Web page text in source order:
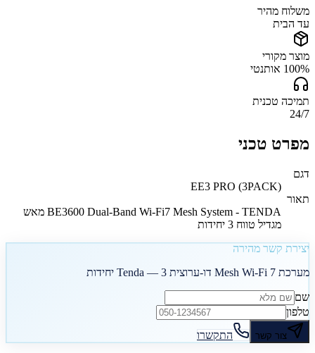
משלוח מהיר
עד הבית
מוצר מקורי
100% אותנטי
תמיכה טכנית
24/7
מפרט טכני
דגם
EE3 PRO (3PACK)
תאור
BE3600 Dual-Band Wi-Fi7 Mesh System - TENDA מאש
מגדיל טווח 3 יחידות
יצירת קשר מהירה
מערכת Mesh Wi-Fi 7 דו-ערוצית Tenda — 3 יחידות
שם
טלפון
צור קשר התקשרו